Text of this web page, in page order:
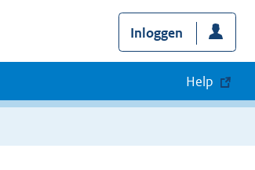
Inloggen
Help